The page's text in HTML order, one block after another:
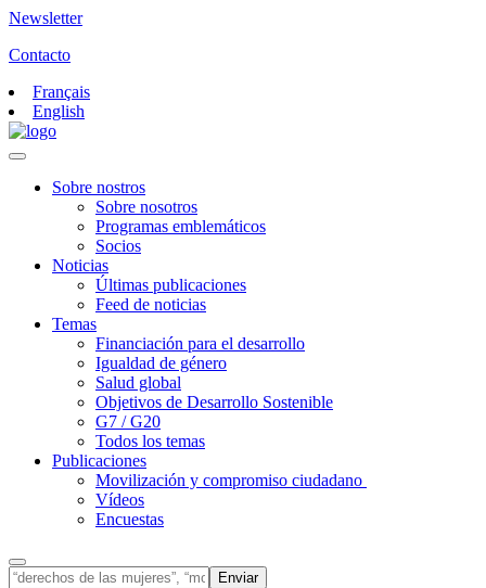
Newsletter
Contacto
Français
English
Sobre nostros
Sobre nosotros
Programas emblemáticos
Socios
Noticias
Últimas publicaciones
Feed de noticias
Temas
Financiación para el desarrollo
Igualdad de género
Salud global
Objetivos de Desarrollo Sostenible
G7 / G20
Todos los temas
Publicaciones
Movilización y compromiso ciudadano
Vídeos
Encuestas